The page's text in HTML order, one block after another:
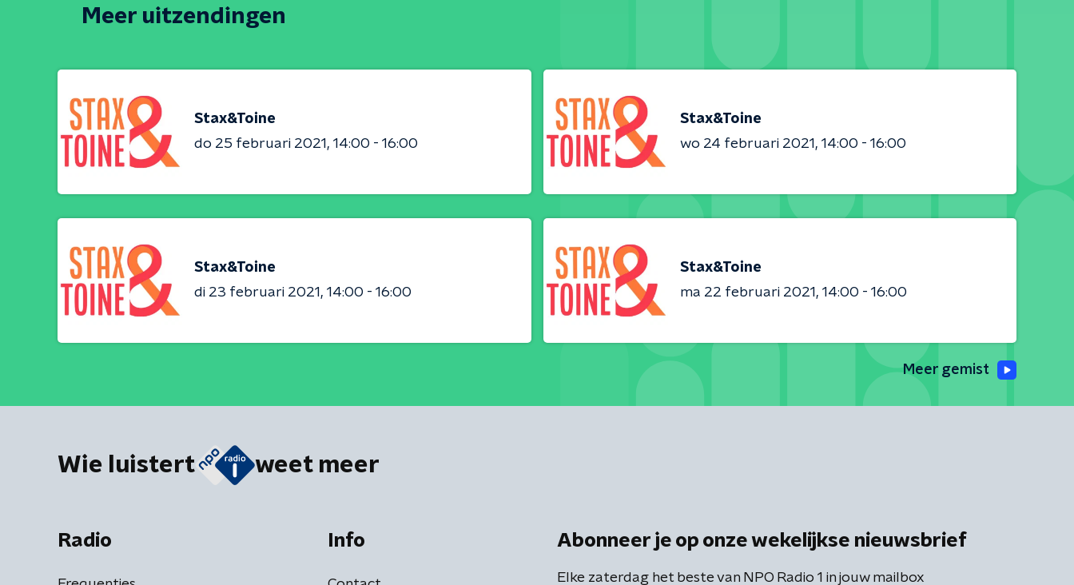
Meer uitzendingen
Stax&Toine
do 25 februari 2021
14:00 - 16:00
Stax&Toine
wo 24 februari 2021
14:00 - 16:00
Stax&Toine
di 23 februari 2021
14:00 - 16:00
Stax&Toine
ma 22 februari 2021
14:00 - 16:00
Meer gemist
Wie luistert weet meer
Radio Info Abonneer je op onze wekelijkse nieuwsbrief
Elke zaterdag het beste van NPO Radio 1 in jouw mailbox